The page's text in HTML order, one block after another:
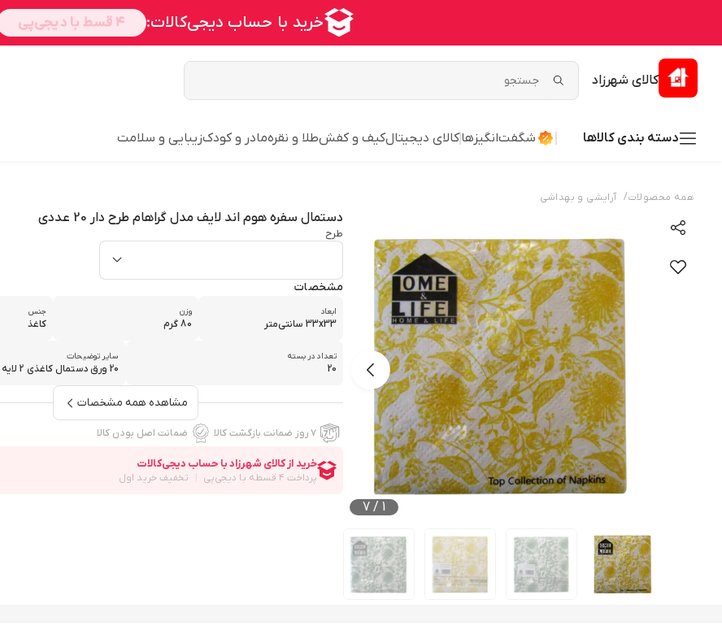
کالای شهرزاد
دسته بندی کالاها شگفت‌انگیزهاکالای دیجیتالکیف و کفشطلا و نقرهمادر و کودکزیبایی و سلامت
همه محصولات/ آرایشی و بهداشی
1
/
7
دستمال سفره هوم اند لایف مدل گراهام طرح دار 20 عددی
طرح
مشخصات
ابعاد
33x33 سانتی‌متر
وزن
80 گرم
جنس
کاغذ
تعداد در بسته
20
سایر توضیحات
20 ورق دستمال کاغذی 2 لایه در ...
مشاهده همه مشخصات
۷ روز ضمانت بازگشت کالا ضمانت اصل بودن کالا